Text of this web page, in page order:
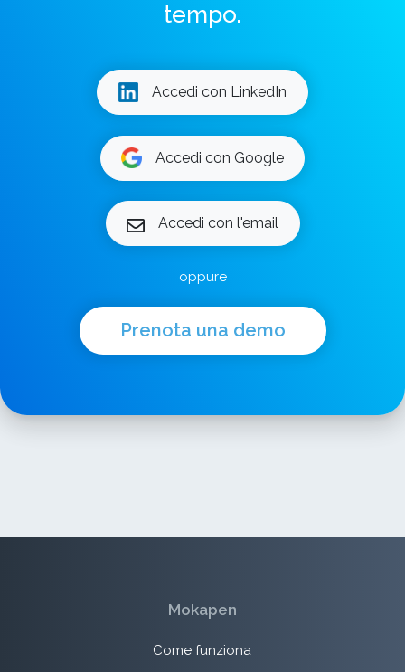
tempo.
Accedi con LinkedIn
Accedi con Google
Accedi con l'email
oppure
Prenota una demo
Mokapen
Come funziona